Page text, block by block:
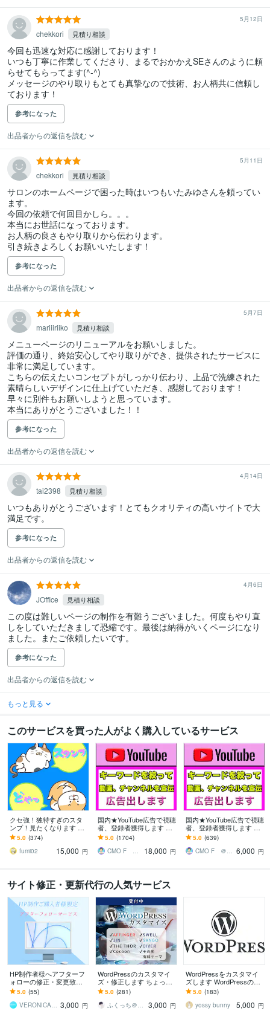
5月12日
chekkori 見積り相談
今回も迅速な対応に感謝しております！
いつも丁寧に作業してくださり、まるでおかかえSEさんのように頼
らせてもらってます(^-^)
メッセージのやり取りもとても真摯なので技術、お人柄共に信頼し
ております！
参考になった
出品者からの返信を読む
5月11日
chekkori 見積り相談
サロンのホームページで困った時はいつもいたみゆさんを頼ってい
ます。
今回の依頼で何回目かしら。。。
本当にお世話になっております。
お人柄の良さもやり取りから伝わります。
引き続きよろしくお願いいたします！
参考になった
出品者からの返信を読む
5月7日
mariiiriiko 見積り相談
メニューページのリニューアルをお願いしました。
評価の通り、終始安心してやり取りができ、提供されたサービスに
非常に満足しています。
こちらの伝えたいコンセプトがしっかり伝わり、上品で洗練された
素晴らしいデザインに仕上げていただき、感謝しております！
早々に別件もお願いしようと思っています。
本当にありがとうございました！！
参考になった
出品者からの返信を読む
4月14日
tai2398 見積り相談
いつもありがとうございます！とてもクオリティの高いサイトで大
満足です。
参考になった
出品者からの返信を読む
4月6日
JOffice 見積り相談
この度は難しいページの制作を有難うございました。何度もやり直
しをしていただきまして恐縮です。最後は納得がいくページになり
ました。またご依頼したいです。
参考になった
出品者からの返信を読む
もっと見る
このサービスを買った人がよく購入しているサービス
クセ強！独特すぎのスタ
ンプ！見たくなります 大
手企業様お墨付きクオリ
ティ！キャラ映え間違い
ナシ！
5.0 (374)
fumi02
15,000 円
国内★YouTube広告で視聴
者、登録者獲得します 有
資格者の広告運用で本物
のチャンネル登録者、視
聴者獲得します
5.0 (1704)
CMO F ＠ココナラNo1セラー
18,000 円
国内★YouTube広告で視聴
者、登録者獲得します 有
資格者の広告運用で本物
のチャンネル登録者、視
聴者獲得します
5.0 (639)
CMO F ＠ココナラNo1セラー 6,000 円
サイト修正・更新代行の人気サービス
HP制作者様へアフターフ
ォローの修正・変更致し
ます ホームページの修
正・変更・追加等にご利
用ください。
5.0 (55)
VERONICA（ヴェロニカ） 3,000 円
WordPressのカスタマイ
ズ・修正します ちょっと
ここ修正して欲しい！な
ど。
5.0 (281)
ふくっち＠Coding（Design）
3,000 円
WordPressをカスタマイ
ズします WordPressのこ
とならお任せください
5.0 (183)
yossy bunny
5,000 円